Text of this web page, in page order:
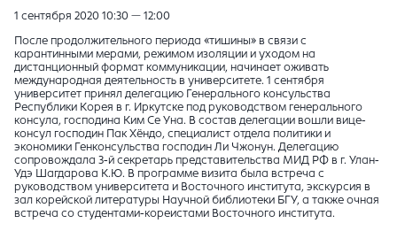
1 сентября 2020 10:30 — 12:00
После продолжительного периода «тишины» в связи с
карантинными мерами, режимом изоляции и уходом на
дистанционный формат коммуникации, начинает оживать
международная деятельность в университете. 1 сентября
университет принял делегацию Генерального консульства
Республики Корея в г. Иркутске под руководством генерального
консула, господина Ким Се Уна. В состав делегации вошли вице-
консул господин Пак Хёндо, специалист отдела политики и
экономики Генконсульства господин Ли Чжонун. Делегацию
сопровождала 3-й секретарь представительства МИД РФ в г. Улан-
Удэ Шагдарова К.Ю. В программе визита была встреча с
руководством университета и Восточного института, экскурсия в
зал корейской литературы Научной библиотеки БГУ, а также очная
встреча со студентами-кореистами Восточного института.